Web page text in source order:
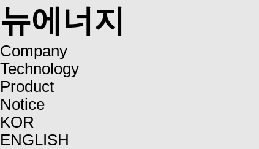
뉴에너지
Company
Technology
Product
Notice
KOR
ENGLISH